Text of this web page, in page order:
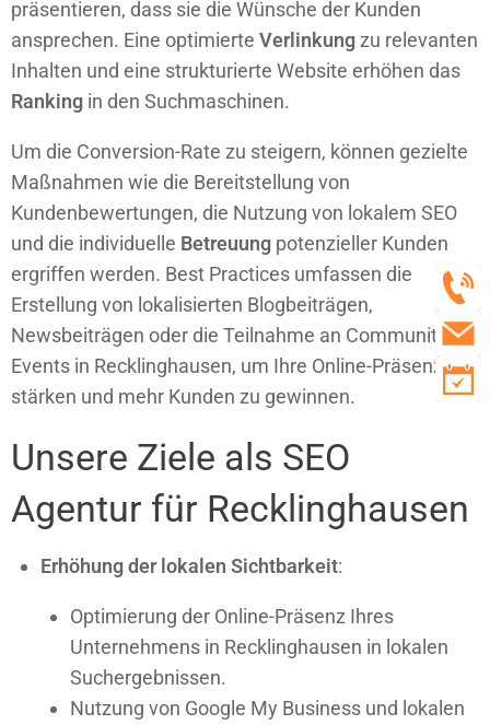
präsentieren, dass sie die Wünsche der Kunden
ansprechen. Eine optimierte Verlinkung zu relevanten
Inhalten und eine strukturierte Website erhöhen das
Ranking in den Suchmaschinen.
Um die Conversion-Rate zu steigern, können gezielte
Maßnahmen wie die Bereitstellung von
Kundenbewertungen, die Nutzung von lokalem SEO
und die individuelle Betreuung potenzieller Kunden
ergriffen werden. Best Practices umfassen die
Erstellung von lokalisierten Blogbeiträgen,
Newsbeiträgen oder die Teilnahme an Community-
Events in Recklinghausen, um Ihre Online-Präsenz zu
stärken und mehr Kunden zu gewinnen.
Unsere Ziele als SEO
Agentur für Recklinghausen
Erhöhung der lokalen Sichtbarkeit:
Optimierung der Online-Präsenz Ihres
Unternehmens in Recklinghausen in lokalen
Suchergebnissen.
Nutzung von Google My Business und lokalen